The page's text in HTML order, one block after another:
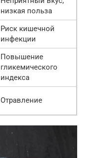
низкая польза
Риск кишечной
инфекции
Повышение
гликемического
индекса
Отравление